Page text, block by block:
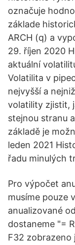
označuje
základe
ARCH (q) a
29. říjen 2020
aktuální
Volatilita v
nejvyšší a
volatility zjistit,
stejnou stranu
základě je
leden 2021
řadu minulých
Pro výpočet
musíme pouze
anualizované
dostaneme "=
F32 zobrazeno